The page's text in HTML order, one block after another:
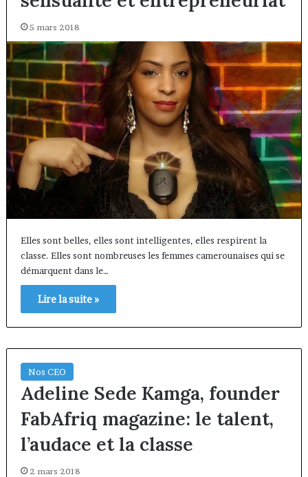
5 mars 2018
Elles sont belles, elles sont intelligentes, elles respirent la
classe. Elles sont nombreuses les femmes camerounaises qui se
démarquent dans le…
Lire la suite »
Nos CEO
Adeline Sede Kamga, founder
FabAfriq magazine: le talent,
l’audace et la classe
2 mars 2018